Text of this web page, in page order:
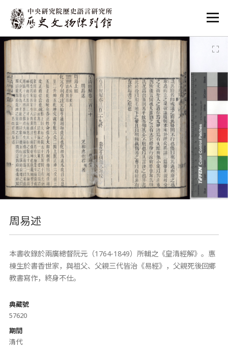
:::
周易述
本書收錄於兩廣總督阮元（1764-1849）所輯之《皇清經解》。惠
棟生於書香世家，與祖父、父親三代皆治《易經》，父親死後回鄉
教書寫作，終身不仕。
典藏號
57620
期間
清代